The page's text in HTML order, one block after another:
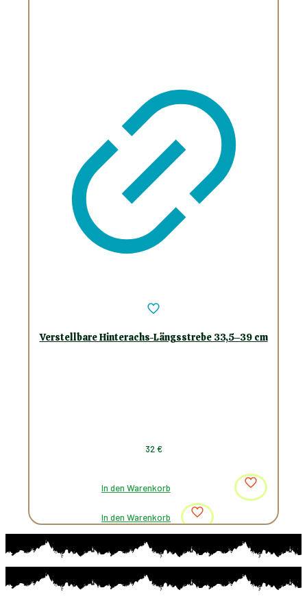
Verstellbare Hinterachs-Längsstrebe 33,5–39 cm
32 €
In den Warenkorb
In den Warenkorb